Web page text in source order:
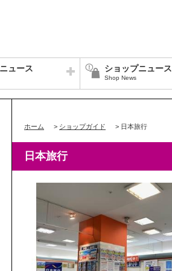
ュース ショップニュース
Shop News
ホーム > ショップガイド > 日本旅行
日本旅行